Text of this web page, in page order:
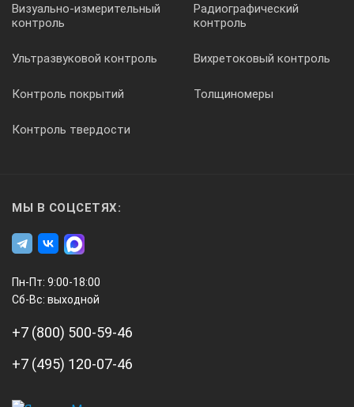
Визуально-измерительный
контроль
Радиографический
контроль
Ультразвуковой контроль Вихретоковый контроль
Контроль покрытий Толщиномеры
Контроль твердости
МЫ В СОЦСЕТЯХ:
Пн-Пт: 9:00-18:00
Сб-Вс: выходной
+7 (800) 500-59-46
+7 (495) 120-07-46